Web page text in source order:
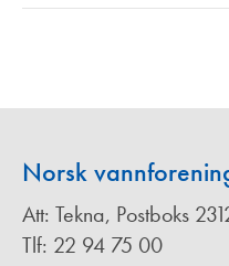
Norsk
Att: Tekna, Postboks
Tlf: 22 94 75 00